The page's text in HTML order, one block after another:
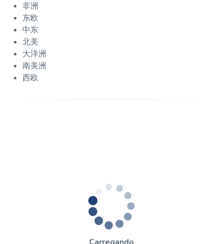
非洲
东欧
中东
北美
大洋洲
南美洲
西欧